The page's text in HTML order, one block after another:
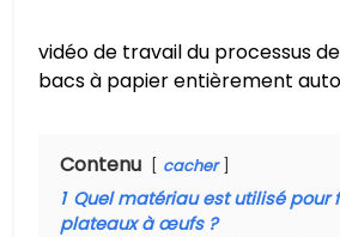
vidéo de travail du processus
bacs à papier entièrement
Contenu cacher
1 Quel matériau est utilisé pour
plateaux à œufs ?